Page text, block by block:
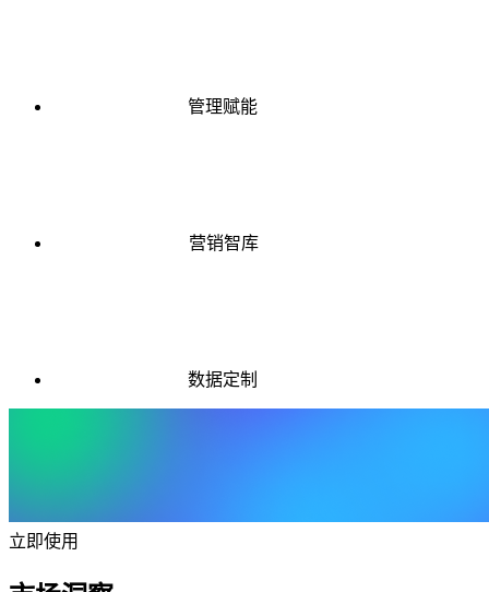
管理赋能
营销智库
数据定制
立即使用